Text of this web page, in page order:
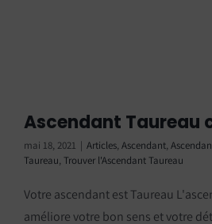
Ascendant Taureau
mai 18, 2021 | Articles, Ascendant,
Taureau, Trouver l'Ascendant Taureau
Votre ascendant est Taureau
améliore votre bon sens et votre